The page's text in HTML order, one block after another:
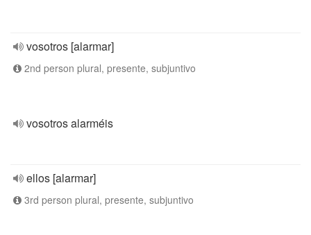
vosotros [alarmar]
2nd person plural, presente, subjuntivo
vosotros alarméis
ellos [alarmar]
3rd person plural, presente, subjuntivo